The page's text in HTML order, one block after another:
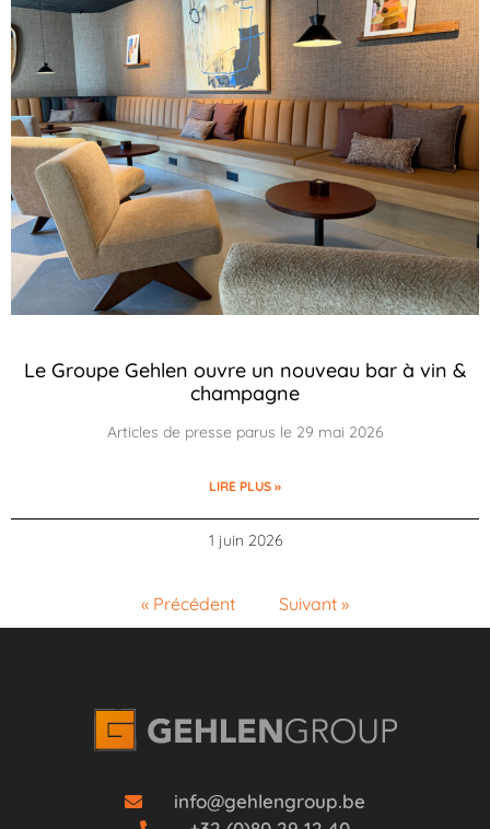
Le Groupe Gehlen ouvre un nouveau bar à vin &
champagne
Articles de presse parus le 29 mai 2026
LIRE PLUS »
1 juin 2026
« Précédent Suivant »
info@gehlengroup.be